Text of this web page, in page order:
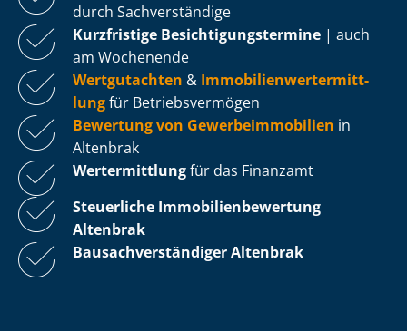
durch Sachverständige
Kurzfristige Be­sich­ti­gungs­ter­mi­ne | auch
am Wochenende
Wertgutachten & Im­mo­bi­li­en­wert­ermitt­
lungfür Be­triebs­ver­mö­gen
Bewertung von Ge­wer­be­im­mo­bi­li­en in
Altenbrak
Wertermittlungfür das Finanzamt
Steuerliche Im­mo­bi­li­en­be­wer­tung
Altenbrak
Bau­sach­ver­stän­di­ger Altenbrak